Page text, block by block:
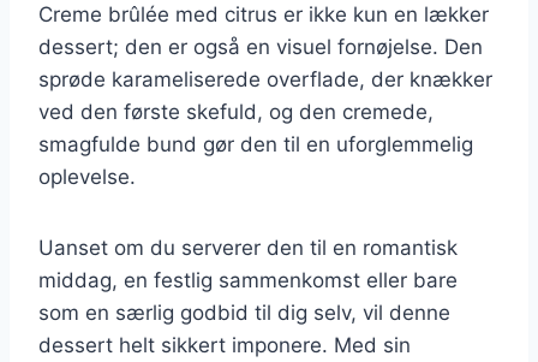
Creme brûlée med citrus er ikke kun en lækker
dessert; den er også en visuel fornøjelse. Den
sprøde karameliserede overflade, der knækker
ved den første skefuld, og den cremede,
smagfulde bund gør den til en uforglemmelig
oplevelse.
Uanset om du serverer den til en romantisk
middag, en festlig sammenkomst eller bare
som en særlig godbid til dig selv, vil denne
dessert helt sikkert imponere. Med sin